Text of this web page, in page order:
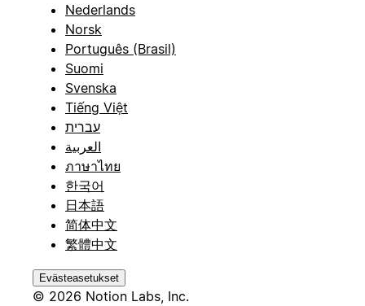
Nederlands
Norsk
Português (Brasil)
Suomi
Svenska
Tiếng Việt
עברית
العربية
ภาษาไทย
한국어
日本語
简体中文
繁體中文
Evästeasetukset
© 2026 Notion Labs, Inc.